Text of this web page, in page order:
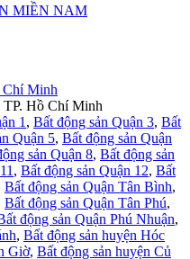
MIỀN NAM
Chí Minh
TP. Hồ Chí Minh
1 , Bất động sản Quận 3, Bất
Quận 5, Bất động sản Quận
sản Quận 8, Bất động sản
, Bất động sản Quận 12, Bất
Bất động sản Quận Tân Bình,
Bất động sản Quận Tân Phú,
động sản Quận Phú Nhuận,
, Bất động sản huyện Hóc
Giờ, Bất động sản huyện Củ